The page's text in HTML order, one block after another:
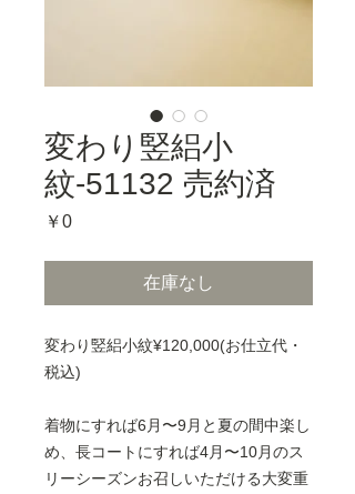
変わり竪絽小
紋-51132 売約済
￥0価
在庫なし
変わり竪絽小紋¥120,000(お仕立代・
税込)
着物にすれば6月〜9月と夏の間中楽し
め、長コートにすれば4月〜10月のス
リーシーズンお召しいただける大変重